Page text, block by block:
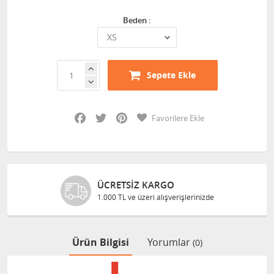
Beden :
Sepete Ekle
Facebook
Twitter PinterestFavorilere Ekle
ÜCRETSIZ KARGO
1.000 TL ve üzeri alışverişlerinizde
Ürün Bilgisi Yorumlar (0)